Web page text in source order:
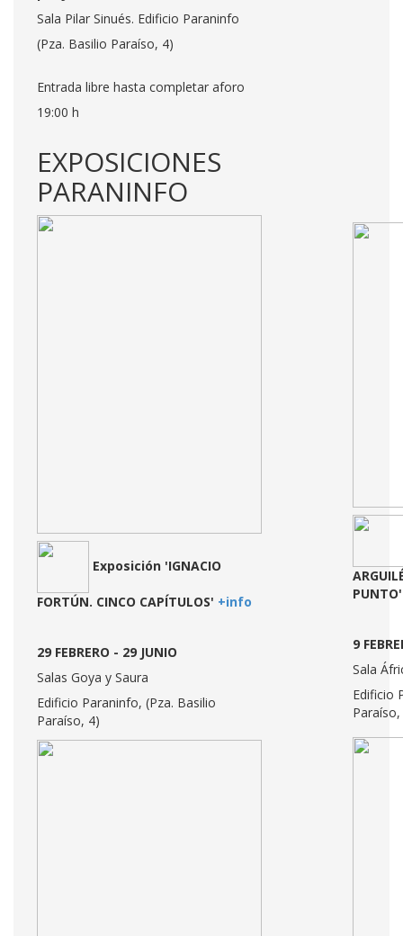
Sala Pilar Sinués. Edificio Paraninfo
(Pza. Basilio Paraíso, 4)
Entrada libre hasta completar aforo
19:00 h
EXPOSICIONES
PARANINFO
Exposición 'IGNACIO
FORTÚN. CINCO CAPÍTULOS' +info
29 FEBRERO - 29 JUNIO
Salas Goya y Saura
Edificio Paraninfo, (Pza. Basilio
Paraíso, 4)
9
Sala
Edificio